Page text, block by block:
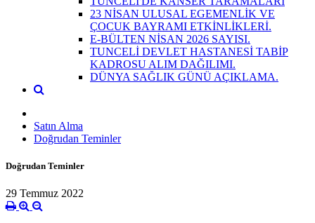
23 NİSAN ULUSAL EGEMENLİK VE
ÇOCUK BAYRAMI ETKİNLİKLERİ.
E-BÜLTEN NİSAN 2026 SAYISI.
TUNCELİ DEVLET HASTANESİ TABİP
KADROSU ALIM DAĞILIMI.
DÜNYA SAĞLIK GÜNÜ AÇIKLAMA.
Satın Alma
Doğrudan Teminler
Doğrudan Teminler
29 Temmuz 2022